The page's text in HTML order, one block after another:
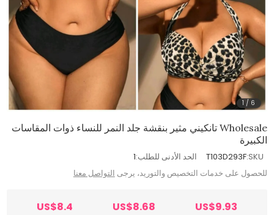
1 / 6
Wholesale تانكيني مثير بنقشة جلد النمر للنساء ذوات المقاسات
الكبيرة
SKU:
T103D293F الحد الأدنى للطلب:1
للحصول على خدمات التخصيص والتوريد، يرجى التواصل معنا
US$9.93
US$8.68
US$8.4